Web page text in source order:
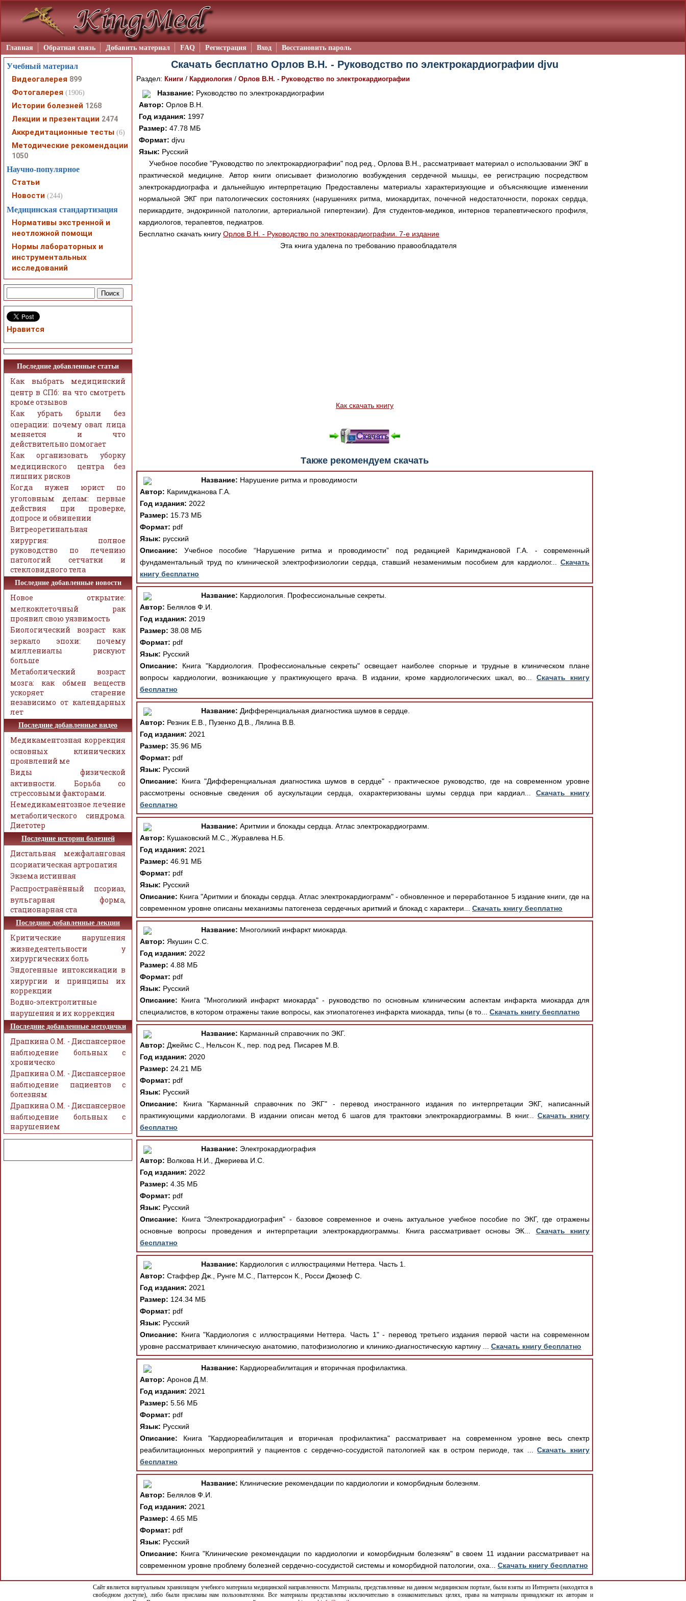
Главная Обратная связь Добавить материал FAQ Регистрация Вход Восстановить пароль
Скачать бесплатно Орлов В.Н. - Руководство по электрокардиографии djvu
Раздел: Книги / Кардиология / Орлов В.Н. - Руководство по электрокардиографии
Название: Руководство по электрокардиографии
Автор: Орлов В.Н.
Год издания: 1997
Размер: 47.78 МБ
Формат: djvu
Язык: Русский
Учебное пособие "Руководство по электрокардиографии" под ред., Орлова В.Н., рассматривает материал о использовании ЭКГ в
практической медицине. Автор книги описывает физиологию возбуждения сердечной мышцы, ее регистрацию посредством
электрокардиографа и дальнейшую интерпретацию Предоставлены материалы характеризующие и объясняющие изменении
нормальной ЭКГ при патологических состояниях (нарушениях ритма, миокардитах, почечной недостаточности, пороках сердца,
перикардите, эндокринной патологии, артериальной гипертензии). Для студентов-медиков, интернов терапевтического профиля,
кардиологов, терапевтов, педиатров.
Бесплатно скачать книгу Орлов В.Н. - Руководство по электрокардиографии. 7-е издание
Эта книга удалена по требованию правообладателя
Как скачать книгу
Также рекомендуем скачать
Название: Нарушение ритма и проводимости
Автор: Каримджанова Г.А.
Год издания: 2022
Размер: 15.73 МБ
Формат: pdf
Язык: русский
Описание: Учебное пособие “Нарушение ритма и проводимости” под редакцией Каримджановой Г.А. - современный
фундаментальный труд по клинической электрофизиологии сердца, ставший незаменимым пособием для кардиолог... Скачать
книгу бесплатно
Название: Кардиология. Профессиональные секреты.
Автор: Белялов Ф.И.
Год издания: 2019
Размер: 38.08 МБ
Формат: pdf
Язык: Русский
Описание: Книга "Кардиология. Профессиональные секреты" освещает наиболее спорные и трудные в клиническом плане
вопросы кардиологии, возникающие у практикующего врача. В издании, кроме кардиологических шкал, во...Скачать книгу
бесплатно
Название: Дифференциальная диагностика шумов в сердце.
Автор: Резник Е.В., Пузенко Д.В., Лялина В.В.
Год издания: 2021
Размер: 35.96 МБ
Формат: pdf
Язык: Русский
Описание: Книга "Дифференциальная диагностика шумов в сердце" - практическое руководство, где на современном уровне
рассмотрены основные сведения об аускультации сердца, охарактеризованы шумы сердца при кардиал... Скачать книгу
бесплатно
Название: Аритмии и блокады сердца. Атлас электрокардиограмм.
Автор: Кушаковский М.С., Журавлева Н.Б.
Год издания: 2021
Размер: 46.91 МБ
Формат: pdf
Язык: Русский
Описание: Книга "Аритмии и блокады сердца. Атлас электрокардиограмм" - обновленное и переработанное 5 издание книги, где на
современном уровне описаны механизмы патогенеза сердечных аритмий и блокад с характери... Скачать книгу бесплатно
Название: Многоликий инфаркт миокарда.
Автор: Якушин С.С.
Год издания: 2022
Размер: 4.88 МБ
Формат: pdf
Язык: Русский
Описание: Книга "Многоликий инфаркт миокарда" - руководство по основным клиническим аспектам инфаркта миокарда для
специалистов, в котором отражены такие вопросы, как этиопатогенез инфаркта миокарда, типы (в то... Скачать книгу бесплатно
Название: Карманный справочник по ЭКГ.
Автор: Джеймс С., Нельсон К., пер. под ред. Писарев М.В.
Год издания: 2020
Размер: 24.21 МБ
Формат: pdf
Язык: Русский
Описание: Книга "Карманный справочник по ЭКГ" - перевод иностранного издания по интерпретации ЭКГ, написанный
практикующими кардиологами. В издании описан метод 6 шагов для трактовки электрокардиограммы. В книг... Скачать книгу
бесплатно
Название: Электрокардиография
Автор: Волкова Н.И., Джериева И.С.
Год издания: 2022
Размер: 4.35 МБ
Формат: pdf
Язык: Русский
Описание: Книга "Электрокардиография" - базовое современное и очень актуальное учебное пособие по ЭКГ, где отражены
основные вопросы проведения и интерпретации электрокардиограммы. Книга рассматривает основы ЭК... Скачать книгу
бесплатно
Название: Кардиология с иллюстрациями Неттера. Часть 1.
Автор: Стаффер Дж., Рунге М.С., Паттерсон К., Росси Джозеф С.
Год издания: 2021
Размер: 124.34 МБ
Формат: pdf
Язык: Русский
Описание: Книга "Кардиология с иллюстрациями Неттера. Часть 1" - перевод третьего издания первой части на современном
уровне рассматривает клиническую анатомию, патофизиологию и клинико-диагностическую картину ... Скачать книгу бесплатно
Название: Кардиореабилитация и вторичная профилактика.
Автор: Аронов Д.М.
Год издания: 2021
Размер: 5.56 МБ
Формат: pdf
Язык: Русский
Описание: Книга "Кардиореабилитация и вторичная профилактика" рассматривает на современном уровне весь спектр
реабилитационных мероприятий у пациентов с сердечно-сосудистой патологией как в остром периоде, так ...Скачать книгу
бесплатно
Название: Клинические рекомендации по кардиологии и коморбидным болезням.
Автор: Белялов Ф.И.
Год издания: 2021
Размер: 4.65 МБ
Формат: pdf
Язык: Русский
Описание: Книга "Клинические рекомендации по кардиологии и коморбидным болезням" в своем 11 издании рассматривает на
современном уровне проблему болезней сердечно-сосудистой системы и коморбидной патологии, оха... Скачать книгу бесплатно
Учебный материал
Видеогалерея 899
Фотогалерея (1906)
Истории болезней 1268
Лекции и презентации 2474
Аккредитационные тесты (6)
Методические рекомендации
1050
Научно-популярное
Статьи
Новости (244)
Медицинская стандартизация
Нормативы экстренной и
неотложной помощи
Нормы лабораторных и
инструментальных
исследований
Нравится
Последние добавленные статьи
Как выбрать медицинский
центр в СПб: на что смотреть
кроме отзывов
Как убрать брыли без
операции: почему овал лица
меняется и что
действительно помогает
Как организовать уборку
медицинского центра без
лишних рисков
Когда нужен юрист по
уголовным делам: первые
действия при проверке,
допросе и обвинении
Витреоретинальная
хирургия: полное
руководство по лечению
патологий сетчатки и
стекловидного тела
Последние добавленные новости
Новое открытие:
мелкоклеточный рак
проявил свою уязвимость
Биологический возраст как
зеркало эпохи: почему
миллениалы рискуют
больше
Метаболический возраст
мозга: как обмен веществ
ускоряет старение
независимо от календарных
лет
Последние добавленные видео
Медикаментозная коррекция
основных клинических
проявлений ме
Виды физической
активности. Борьба со
стрессовыми факторами.
Немедикаментозное лечение
метаболического синдрома.
Диетотер
Последние истории болезней
Дистальная межфаланговая
псориатическая артропатия
Экзема истинная
Распространённый псориаз,
вульгарная форма,
стационарная ста
Последние добавленные лекции
Критические нарушения
жизнедеятельности у
хирургических боль
Эндогенные интоксикации в
хирургии и принципы их
коррекции
Водно-электролитные
нарушения и их коррекция
Последние добавленные методички
Драпкина О.М. - Диспансерное
наблюдение больных с
хроническо
Драпкина О.М. - Диспансерное
наблюдение пациентов с
болезням
Драпкина О.М. - Диспансерное
наблюдение больных с
нарушением
Сайт является виртуальным хранилищем учебного материала медицинской направленности. Материалы, представленные на данном медицинском портале, были взяты из Интернета (находятся в
свободном доступе), либо были присланы нам пользователями. Все материалы представлены исключительно в ознакомительных целях, права на материалы принадлежат их авторам и